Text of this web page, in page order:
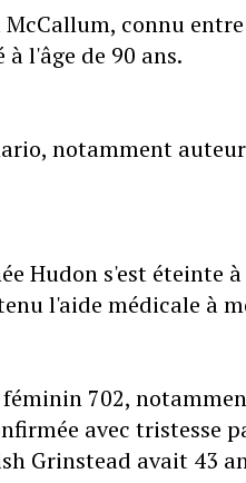
connu
à l'âge de 90 ans.
notamment
Hudon s'est éteinte
l'aide médicale à
702,
avec tristesse
Grinstead avait 43